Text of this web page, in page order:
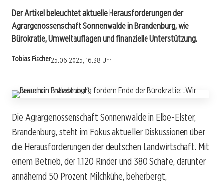
Der Artikel beleuchtet aktuelle Herausforderungen der
Agrargenossenschaft Sonnenwalde in Brandenburg, wie
Bürokratie, Umweltauflagen und finanzielle Unterstützung.
Tobias Fischer25.06.2025, 16:38 Uhr
Die Agrargenossenschaft Sonnenwalde in Elbe-Elster,
Brandenburg, steht im Fokus aktueller Diskussionen über
die Herausforderungen der deutschen Landwirtschaft. Mit
einem Betrieb, der 1.120 Rinder und 380 Schafe, darunter
annähernd 50 Prozent Milchkühe, beherbergt,